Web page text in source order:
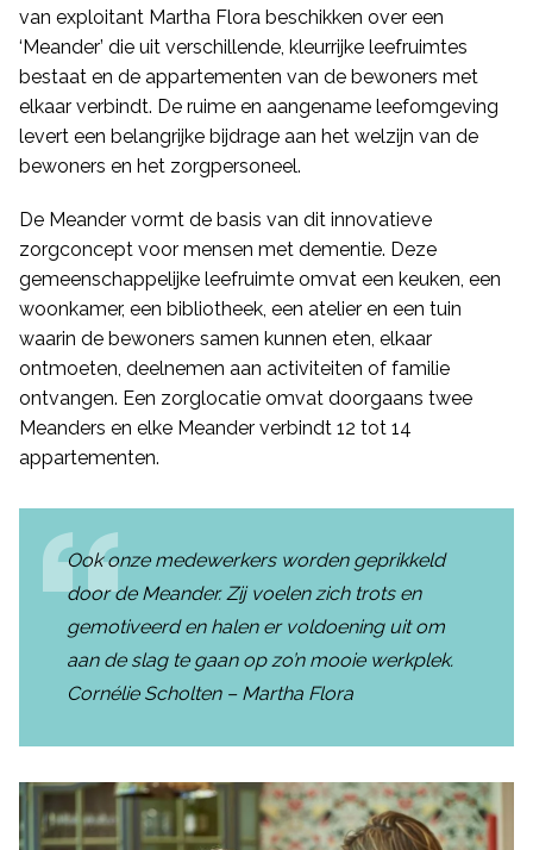
van exploitant Martha Flora beschikken over een
‘Meander’ die uit verschillende, kleurrijke leefruimtes
bestaat en de appartementen van de bewoners met
elkaar verbindt. De ruime en aangename leefomgeving
levert een belangrijke bijdrage aan het welzijn van de
bewoners en het zorgpersoneel.
De Meander vormt de basis van dit innovatieve
zorgconcept voor mensen met dementie. Deze
gemeenschappelijke leefruimte omvat een keuken, een
woonkamer, een bibliotheek, een atelier en een tuin
waarin de bewoners samen kunnen eten, elkaar
ontmoeten, deelnemen aan activiteiten of familie
ontvangen. Een zorglocatie omvat doorgaans twee
Meanders en elke Meander verbindt 12 tot 14
appartementen.
Ook onze medewerkers worden geprikkeld
door de Meander. Zij voelen zich trots en
gemotiveerd en halen er voldoening uit om
aan de slag te gaan op zo’n mooie werkplek.
Cornélie Scholten – Martha Flora